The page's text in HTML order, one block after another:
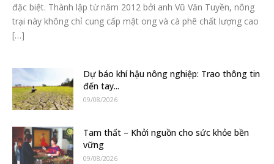
đặc biệt. Thành lập từ năm 2012 bởi anh Vũ Văn Tuyền, nông
trại này không chỉ cung cấp mật ong và cà phê chất lượng cao
[…]
Dự báo khí hậu nông nghiệp: Trao thông tin
đến tay...
09/08/2026
Tam thất – Khởi nguồn cho sức khỏe bền
vững
09/08/2026